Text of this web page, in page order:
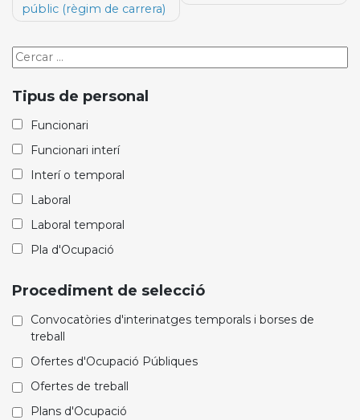
públic (règim de carrera)
Cercar
oferta
de
treball
Tipus de personal
Funcionari
Funcionari interí
Interí o temporal
Laboral
Laboral temporal
Pla d'Ocupació
Procediment de selecció
Convocatòries d'interinatges temporals i borses de
treball
Ofertes d'Ocupació Públiques
Ofertes de treball
Plans d'Ocupació